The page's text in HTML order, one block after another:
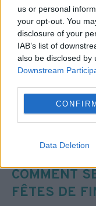
us or personal
your opt-out. You
disclosure of your
IAB’s list of
also be disclosed by
Downstream
Data Deletion
quand ça ne
résidents.
rendez-vous
dépression.
sent
solliciter si
l’équipe, on
COMMENT
FÊTES DE